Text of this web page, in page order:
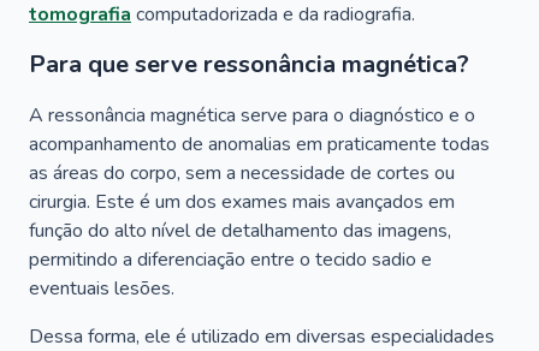
tomografia computadorizada e da radiografia.
Para que serve ressonância magnética?
A ressonância magnética serve para o diagnóstico e o
acompanhamento de anomalias em praticamente todas
as áreas do corpo, sem a necessidade de cortes ou
cirurgia. Este é um dos exames mais avançados em
função do alto nível de detalhamento das imagens,
permitindo a diferenciação entre o tecido sadio e
eventuais lesões.
Dessa forma, ele é utilizado em diversas especialidades